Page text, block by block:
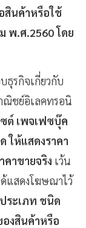
สินค้าหรือใช้
พ.ศ.2560โดย
ธุรกิจเกี่ยวกับ
ณิชย์อิเลคทรอนิ
ต์ เพจเฟซบุ๊ค
ให้แสดงราคา
าขายจริง เว้น
แสดงโฆษณาไว้
ระเภท ชนิด
งสินค้าหรือ